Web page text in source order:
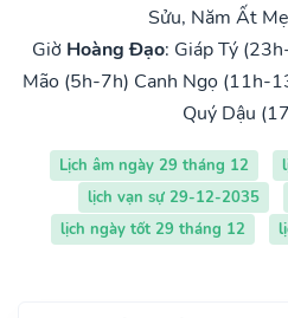
Sửu, Năm Ất
Giờ Hoàng Đạo: Giáp Tý
Mão (5h-7h) Canh Ngọ (11h-
Quý Dậu
Lịch âm ngày 29 tháng 12
lịch vạn sự 29-12-2035
lịch ngày tốt 29 tháng 12